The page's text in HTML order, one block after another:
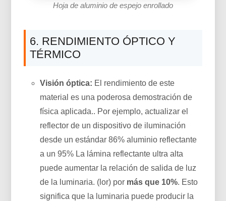
Hoja de aluminio de espejo enrollado
6. RENDIMIENTO ÓPTICO Y
TÉRMICO
Visión óptica: El rendimiento de este
material es una poderosa demostración de
física aplicada.. Por ejemplo, actualizar el
reflector de un dispositivo de iluminación
desde un estándar 86% aluminio reflectante
a un 95% La lámina reflectante ultra alta
puede aumentar la relación de salida de luz
de la luminaria. (lor) por más que 10%. Esto
significa que la luminaria puede producir la